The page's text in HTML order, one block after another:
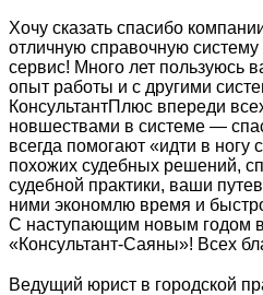
Хочу сказать спасибо
отличную справочную
сервис! Много лет пользуюсь
опыт работы и с другими
КонсультантПлюс впереди
новшествами в системе —
всегда помогают «идти в
похожих судебных решений,
судебной практики, ваши
ними экономлю время и
С наступающим новым годом
«Консультант-Саяны»! Всех
Ведущий юрист в городской